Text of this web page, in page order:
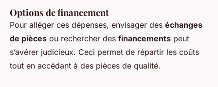
Options de financement
Pour alléger ces dépenses, envisager des échanges
de pièces ou rechercher des financements peut
s’avérer judicieux. Ceci permet de répartir les coûts
tout en accédant à des pièces de qualité.